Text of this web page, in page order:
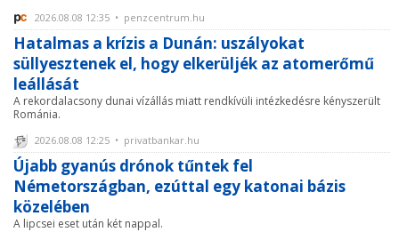
2026.08.08 12:35 • penzcentrum.hu
Hatalmas a krízis a Dunán: uszályokat
süllyesztenek el, hogy elkerüljék az atomerőmű
leállását
A rekordalacsony dunai vízállás miatt rendkívüli intézkedésre kényszerült
Románia.
2026.08.08 12:25 • privatbankar.hu
Újabb gyanús drónok tűntek fel
Németországban, ezúttal egy katonai bázis
közelében
A lipcsei eset után két nappal.